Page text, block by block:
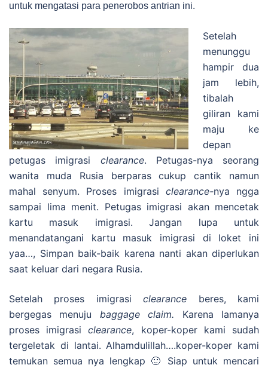
untuk mengatasi para penerobos antrian ini.
Setelah
menunggu
hampir dua
jam lebih,
tibalah
giliran kami
maju ke
depan
petugas imigrasi clearance. Petugas-nya seorang
wanita muda Rusia berparas cukup cantik namun
mahal senyum. Proses imigrasi clearance-nya ngga
sampai lima menit. Petugas imigrasi akan mencetak
kartu masuk imigrasi. Jangan lupa untuk
menandatangani kartu masuk imigrasi di loket ini
yaa…, Simpan baik-baik karena nanti akan diperlukan
saat keluar dari negara Rusia.
Setelah proses imigrasiclearance beres, kami
bergegas menuju baggage claim. Karena lamanya
proses imigrasiclearance, koper-koper kami sudah
tergeletak di lantai. Alhamdulillah….koper-koper kami
temukan semua nya lengkap 🙂 Siap untuk mencari